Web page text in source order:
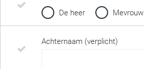
De heer
Mevrouw
Achternaam (verplicht)